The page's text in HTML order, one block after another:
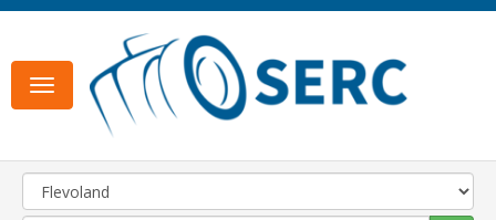
Toggle
navigation